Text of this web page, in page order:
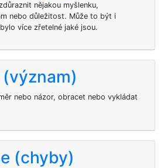
nějakou myšlenku,
nebo důležitost. Může to být i
více zřetelné jaké jsou.
nebo názor, obracet nebo vykládat
(chyby)